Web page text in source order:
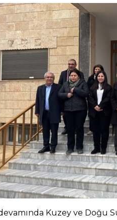
Kuzey ve Doğu